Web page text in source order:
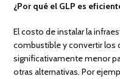
¿Por qué el GLP es
El costo de instalar la
combustible y convertir los
significativamente menor
otras alternativas. Por